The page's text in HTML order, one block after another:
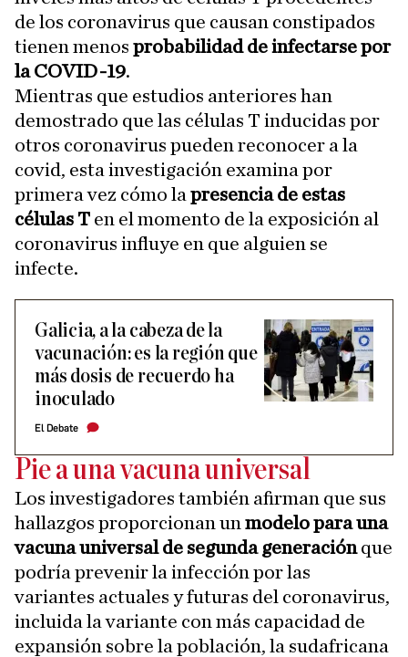
de los coronavirus que causan constipados
tienen menos probabilidad de infectarse por
la COVID-19.
Mientras que estudios anteriores han
demostrado que las células T inducidas por
otros coronavirus pueden reconocer a la
covid, esta investigación examina por
primera vez cómo la presencia de estas
células T en el momento de la exposición al
coronavirus influye en que alguien se
infecte.
Galicia, a la cabeza de la
vacunación: es la región que
más dosis de recuerdo ha
inoculado
El Debate
Pie a una vacuna universal
Los investigadores también afirman que sus
hallazgos proporcionan un modelo para una
vacuna universal de segunda generaciónque
podría prevenir la infección por las
variantes actuales y futuras del coronavirus,
incluida la variante con más capacidad de
expansión sobre la población, la sudafricana